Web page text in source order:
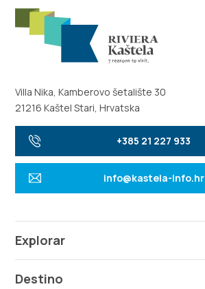
Villa Nika, Kamberovo šetalište 30
21216 Kaštel Stari, Hrvatska
+385 21 227 933
info@kastela-info.hr
Explorar
Destino